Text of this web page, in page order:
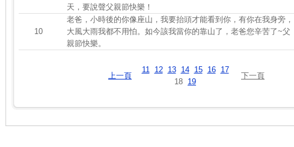
天，要說聲父親節快樂！
10
老爸，小時後的你像座山，我要抬頭才能看到你，有你在我身旁，
大風大雨我都不用怕。如今該我當你的靠山了，老爸您辛苦了~父
親節快樂。
上一頁
11 12 13 14 15 16
17
18 19
下一頁